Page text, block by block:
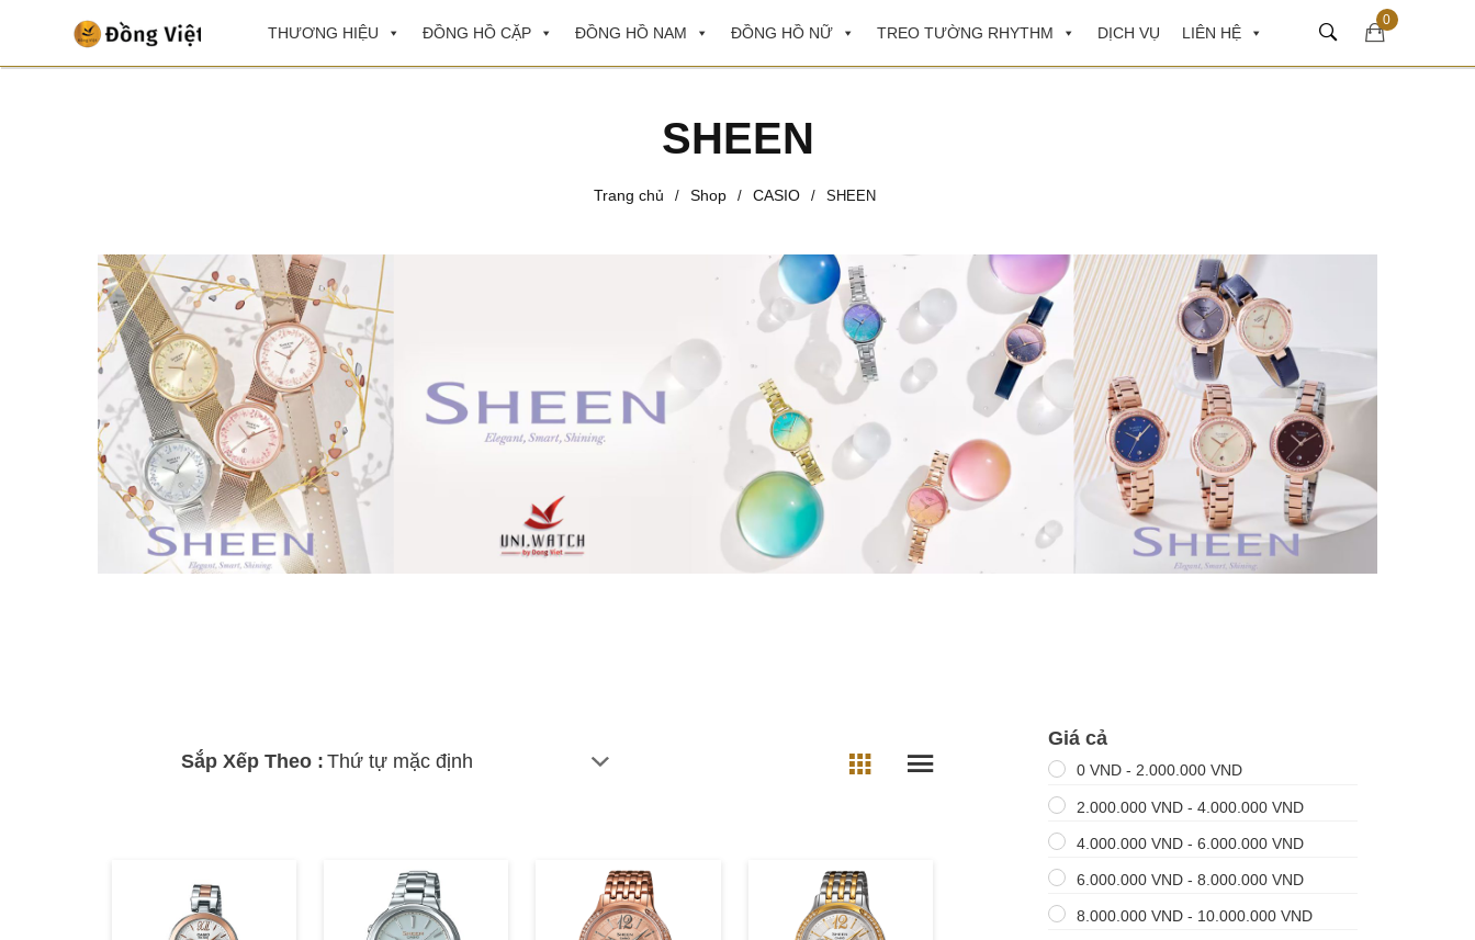
THƯƠNG HIỆU ĐỒNG HỒ CẶP ĐỒNG HỒ NAM ĐỒNG HỒ NỮ TREO TƯỜNG RHYTHM DỊCH VỤ LIÊN HỆ
0
SHEEN
Trang chủ / Shop / CASIO / SHEEN
Sắp Xếp Theo :
Giá cả
0VND -2.000.000VND
2.000.000VND -4.000.000VND
4.000.000VND -6.000.000VND
6.000.000VND -8.000.000VND
8.000.000VND - 10.000.000VND